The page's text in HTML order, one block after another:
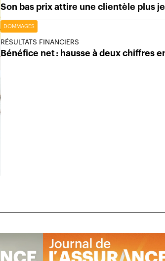
Son bas prix attire une clientèle plus
DOMMAGES
RÉSULTATS FINANCIERS
Bénéfice net : hausse à deux chiffres